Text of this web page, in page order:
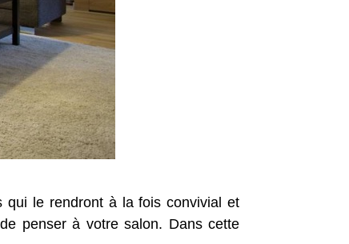
qui le rendront à la fois convivial et
penser à votre salon. Dans cette